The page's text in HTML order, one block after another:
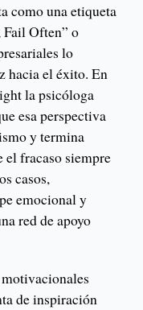
como una etiqueta
Fail Often” o
lo
hacia el éxito. En
la psicóloga
esa perspectiva
y termina
el fracaso siempre
casos,
emocional y
red de apoyo
de inspiración